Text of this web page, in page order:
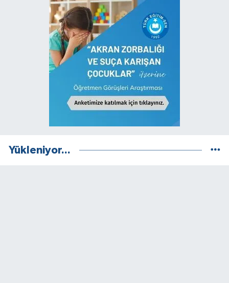
Yükleniyor...